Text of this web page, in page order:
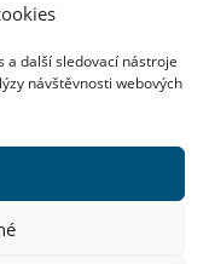
a další sledovací nástroje
návštěvnosti webových
1/2